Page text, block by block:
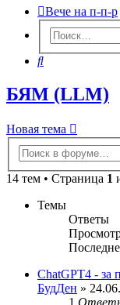
Вече на п-п-р
Поиск
БЯМ (LLM)
Новая тема
14 тем • Страница 1
Темы
Ответы
ChatGPT4 - за
БудДен »
1